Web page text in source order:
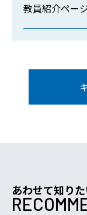
教員紹介ペー
あわせて知り